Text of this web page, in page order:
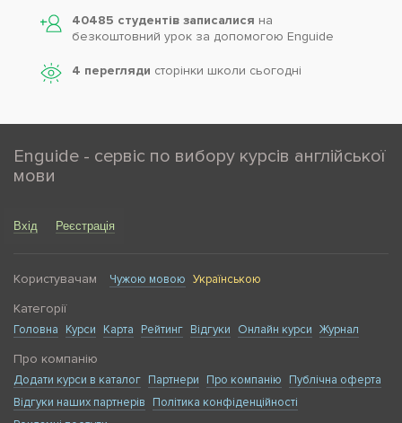
40485 студентів записалися на
безкоштовний урок за допомогою Enguide
4 перегляди сторінки школи cьогодні
Enguide - сервіс по вибору курсів англійської
мови
Вхід Реєстрація
Користувачам Чужою мовою Українською
Категорії
Головна Курси Карта Рейтинг Відгуки Онлайн курси Журнал
Про компанію
Додати курси в каталог Партнери Про компанію
Публічна оферта
Відгуки наших партнерів
Політика конфіденційності